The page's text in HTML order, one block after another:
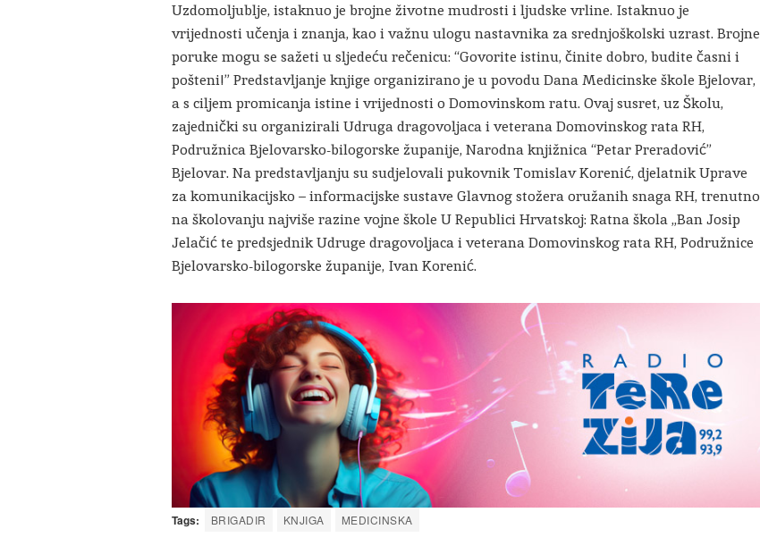
Uzdomoljublje, istaknuo je brojne životne mudrosti i ljudske vrline. Istaknuo je
vrijednosti učenja i znanja, kao i važnu ulogu nastavnika za srednjoškolski uzrast. Brojne
poruke mogu se sažeti u sljedeću rečenicu: “Govorite istinu, činite dobro, budite časni i
pošteni!” Predstavljanje knjige organizirano je u povodu Dana Medicinske škole Bjelovar,
a s ciljem promicanja istine i vrijednosti o Domovinskom ratu. Ovaj susret, uz Školu,
zajednički su organizirali Udruga dragovoljaca i veterana Domovinskog rata RH,
Podružnica Bjelovarsko-bilogorske županije, Narodna knjižnica “Petar Preradović”
Bjelovar. Na predstavljanju su sudjelovali pukovnik Tomislav Korenić, djelatnik Uprave
za komunikacijsko – informacijske sustave Glavnog stožera oružanih snaga RH, trenutno
na školovanju najviše razine vojne škole U Republici Hrvatskoj: Ratna škola „Ban Josip
Jelačić te predsjednik Udruge dragovoljaca i veterana Domovinskog rata RH, Podružnice
Bjelovarsko-bilogorske županije, Ivan Korenić.
Tags: BRIGADIR KNJIGA MEDICINSKA